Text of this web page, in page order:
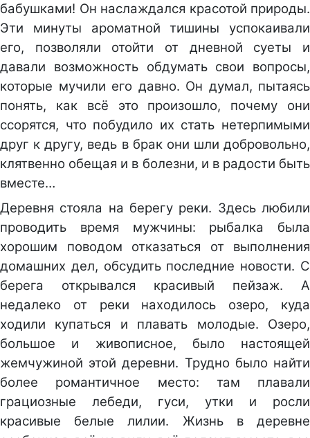
бабушками! Он наслаждался красотой природы.
Эти минуты ароматной тишины успокаивали
его, позволяли отойти от дневной суеты и
давали возможность обдумать свои вопросы,
которые мучили его давно. Он думал, пытаясь
понять, как всё это произошло, почему они
ссорятся, что побудило их стать нетерпимыми
друг к другу, ведь в брак они шли добровольно,
клятвенно обещая и в болезни, и в радости быть
вместе…
Деревня стояла на берегу реки. Здесь любили
проводить время мужчины: рыбалка была
хорошим поводом отказаться от выполнения
домашних дел, обсудить последние новости. С
берега открывался красивый пейзаж. А
недалеко от реки находилось озеро, куда
ходили купаться и плавать молодые. Озеро,
большое и живописное, было настоящей
жемчужиной этой деревни. Трудно было найти
более романтичное место: там плавали
грациозные лебеди, гуси, утки и росли
красивые белые лилии. Жизнь в деревне